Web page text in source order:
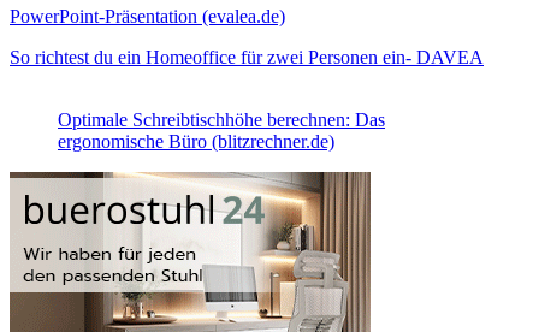
PowerPoint-Präsentation (evalea.de)
So richtest du ein Homeoffice für zwei Personen ein- DAVEA
Optimale Schreibtischhöhe berechnen: Das
ergonomische Büro (blitzrechner.de)